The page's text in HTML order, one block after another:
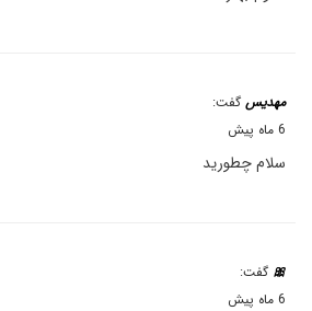
مهدیس گفت:
6 ماه پیش
سلام چطورید
🎀 گفت:
6 ماه پیش